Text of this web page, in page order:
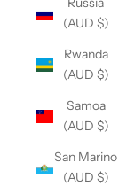
(AUD $)
Rwanda
(AUD $)
Samoa
(AUD $)
San Marino
(AUD $)